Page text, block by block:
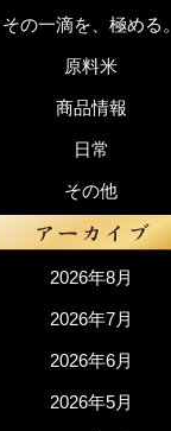
その一滴を、極める。
原料米
商品情報
日常
その他
2026年8月
2026年7月
2026年6月
2026年5月